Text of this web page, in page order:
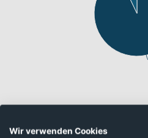
ARGENTINIEN 20/35
Wir verwenden Cookies